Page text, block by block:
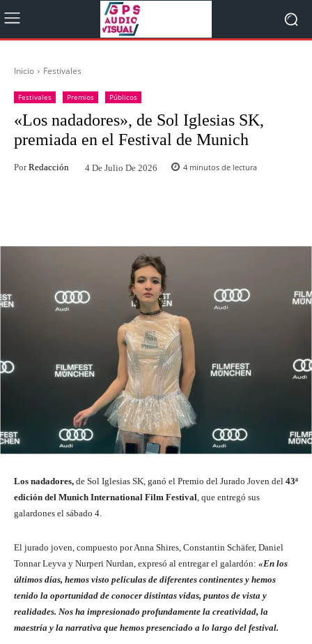
Inicio Festivales
Festivales Premios Públicos
«Los nadadores», de Sol Iglesias SK,
premiada en el Festival de Munich
Por Redacción 4 De Julio De 2026 4 minutos de lectura
Los nadadores, de Sol Iglesias SK, ganó el Premio del Jurado Joven del 43ª
edición del Munich International Film Festival, que entregó sus
galardones el sábado 4.
El jurado joven, compuesto por Anna Shires, Constantin Schäfer, Daniel
Tonnar Leyva y Nurperi Nurdan, expresó al entregar el galardón: «En los
últimos días, hemos visto películas de diferentes continentes y hemos
tenido la oportunidad de conocer distintas vidas, puntos de vista y
realidades. Nos ha impresionado profundamente la creatividad, la
maestría y la narrativa que hemos presenciado a lo largo del festival.